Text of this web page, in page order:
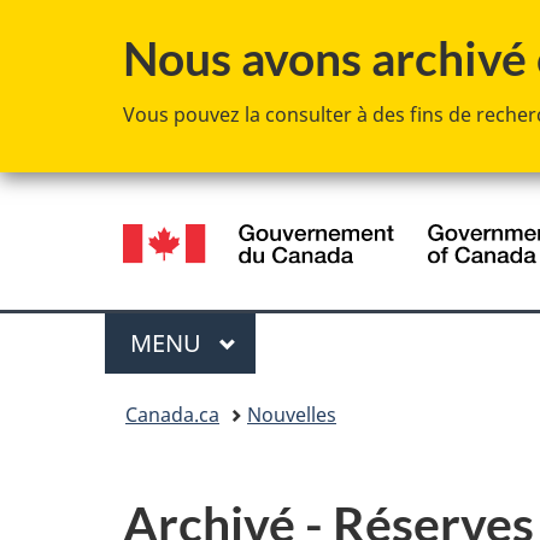
Nous avons
Vous pouvez la consulter à des fins de
Sélection
de
la
langue
Menu
MENU PRINCIPAL
Canada.ca Nouvelles
Archivé -